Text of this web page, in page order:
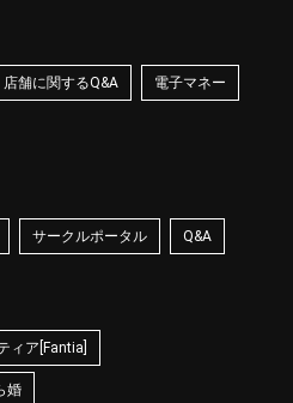
店舗に関するQ&A 電子マネー
サークルポータル Q&A
ィア[Fantia]
婚